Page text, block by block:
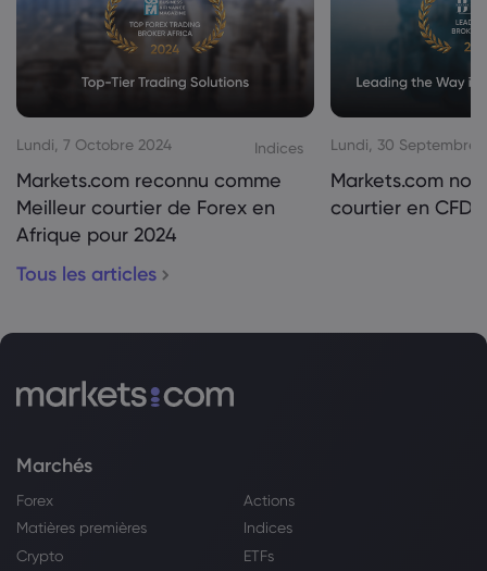
Lundi, 7 Octobre 2024 Indices
Markets.com reconnu comme
Meilleur courtier de Forex en
Afrique pour 2024
Lundi, 30 Septembre
Markets.com
courtier en CFD
Tous les articles
Marchés
Forex
Actions
Matières premières
Indices
Crypto
ETFs